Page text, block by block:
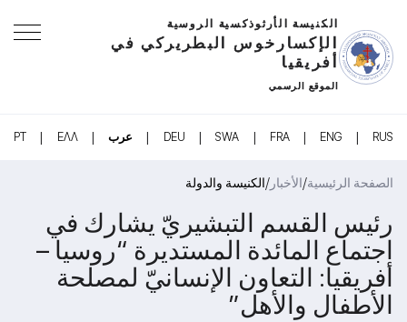
الكنيسة الأرثوذكسية الروسية
الإكسارخوس البطريركي في
أفريقيا
الموقع الرسمي
RUS
|
ENG
|
FRA
|
SWA
|
DEU
| عرب |
ΕΛΛ
|
PT
الصفحة الرئيسية/الأخبار /الكنيسة والدولة
رئيس القسم التبشيريّ يشارك في
اجتماع المائدة المستديرة “روسيا –
أفريقيا: التعاون الإنسانيّ لمصلحة
الأطفال والأهل”